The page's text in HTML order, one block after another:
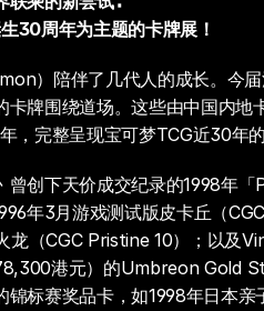
30周年为主题的卡牌展！
）陪伴了几代人的成长。今
卡牌围绕道场。这些由中国内
，完整呈现宝可梦TCG近30年的
曾创下天价成交纪录的1998年
年3月游戏测试版皮卡丘（
龙（CGC Pristine 10）；以及
港元）的Umbreon Gold
标赛奖品卡，如1998年日本亲